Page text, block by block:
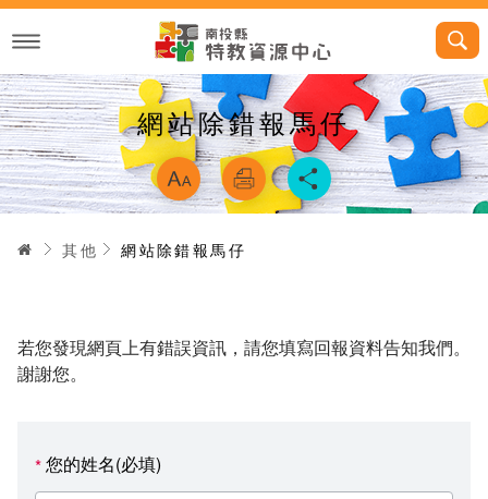
跳
主
內
容
網站除錯報馬仔 略過字型切換
首頁其他 網站除錯報馬仔
若您發現網頁上有錯誤資訊，請您填寫回報資料告知我們。
謝謝您。
*您的姓名(必填)